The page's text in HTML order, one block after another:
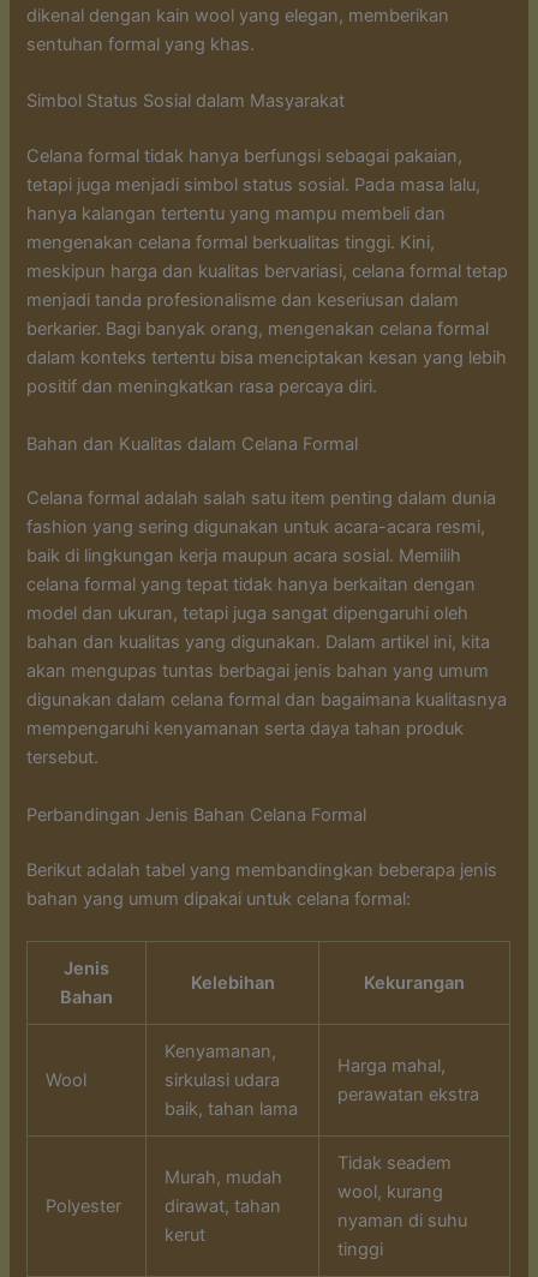
dikenal dengan kain wool yang elegan, memberikan
sentuhan formal yang khas.
Simbol Status Sosial dalam Masyarakat
Celana formal tidak hanya berfungsi sebagai pakaian,
tetapi juga menjadi simbol status sosial. Pada masa lalu,
hanya kalangan tertentu yang mampu membeli dan
mengenakan celana formal berkualitas tinggi. Kini,
meskipun harga dan kualitas bervariasi, celana formal tetap
menjadi tanda profesionalisme dan keseriusan dalam
berkarier. Bagi banyak orang, mengenakan celana formal
dalam konteks tertentu bisa menciptakan kesan yang lebih
positif dan meningkatkan rasa percaya diri.
Bahan dan Kualitas dalam Celana Formal
Celana formal adalah salah satu item penting dalam dunia
fashion yang sering digunakan untuk acara-acara resmi,
baik di lingkungan kerja maupun acara sosial. Memilih
celana formal yang tepat tidak hanya berkaitan dengan
model dan ukuran, tetapi juga sangat dipengaruhi oleh
bahan dan kualitas yang digunakan. Dalam artikel ini, kita
akan mengupas tuntas berbagai jenis bahan yang umum
digunakan dalam celana formal dan bagaimana kualitasnya
mempengaruhi kenyamanan serta daya tahan produk
tersebut.
Perbandingan Jenis Bahan Celana Formal
Berikut adalah tabel yang membandingkan beberapa jenis
bahan yang umum dipakai untuk celana formal:
Jenis
Bahan
Kelebihan Kekurangan
Wool
Kenyamanan,
sirkulasi udara
baik, tahan lama
Harga mahal,
perawatan ekstra
Polyester
Murah, mudah
dirawat, tahan
kerut
Tidak seadem
wool, kurang
nyaman di suhu
tinggi